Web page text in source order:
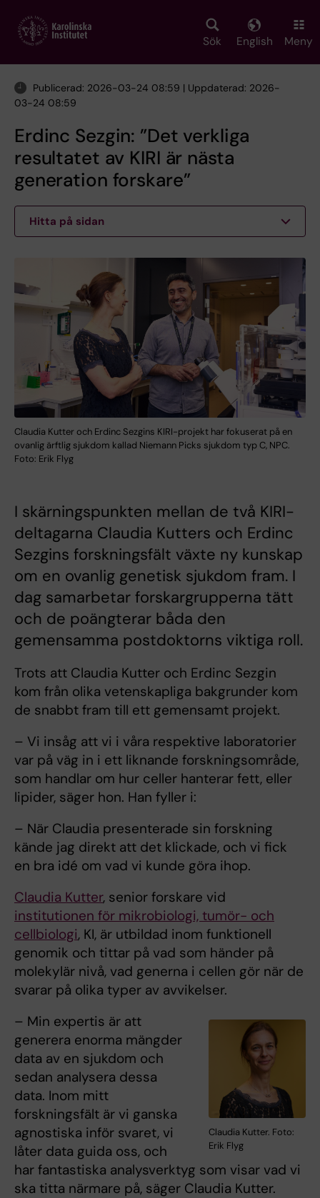
main
Sök English Meny
Publicerad: 2026-03-24 08:59 | Uppdaterad: 2026-
03-24 08:59
Erdinc Sezgin: ”Det verkliga
resultatet av KIRI är nästa
generation forskare”
Hitta på sidan
Claudia Kutter och Erdinc Sezgins KIRI-projekt har fokuserat på en
ovanlig ärftlig sjukdom kallad Niemann Picks sjukdom typ C, NPC.
Foto: Erik Flyg
I skärningspunkten mellan de två KIRI-
deltagarna Claudia Kutters och Erdinc
Sezgins forskningsfält växte ny kunskap
om en ovanlig genetisk sjukdom fram. I
dag samarbetar forskargrupperna tätt
och de poängterar båda den
gemensamma postdoktorns viktiga roll.
Trots att Claudia Kutter och Erdinc Sezgin
kom från olika vetenskapliga bakgrunder kom
de snabbt fram till ett gemensamt projekt.
– Vi insåg att vi i våra respektive laboratorier
var på väg in i ett liknande forskningsområde,
som handlar om hur celler hanterar fett, eller
lipider, säger hon. Han fyller i:
– När Claudia presenterade sin forskning
kände jag direkt att det klickade, och vi fick
en bra idé om vad vi kunde göra ihop.
Claudia Kutter, senior forskare vid
institutionen för mikrobiologi, tumör- och
cellbiologi, KI, är utbildad inom funktionell
genomik och tittar på vad som händer på
molekylär nivå, vad generna i cellen gör när de
svarar på olika typer av avvikelser.
Claudia Kutter. Foto:
Erik Flyg
– Min expertis är att
generera enorma mängder
data av en sjukdom och
sedan analysera dessa
data. Inom mitt
forskningsfält är vi ganska
agnostiska inför svaret, vi
låter data guida oss, och
har fantastiska analysverktyg som visar vad vi
ska titta närmare på, säger Claudia Kutter.